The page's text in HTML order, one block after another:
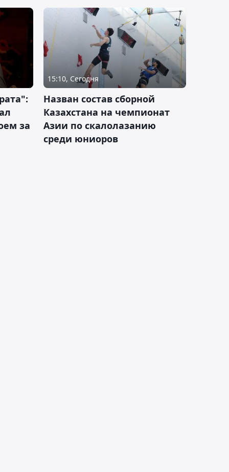
за
15:10, Сегодня
Назван состав сборной
Казахстана на чемпионат
Азии по скалолазанию
среди юниоров